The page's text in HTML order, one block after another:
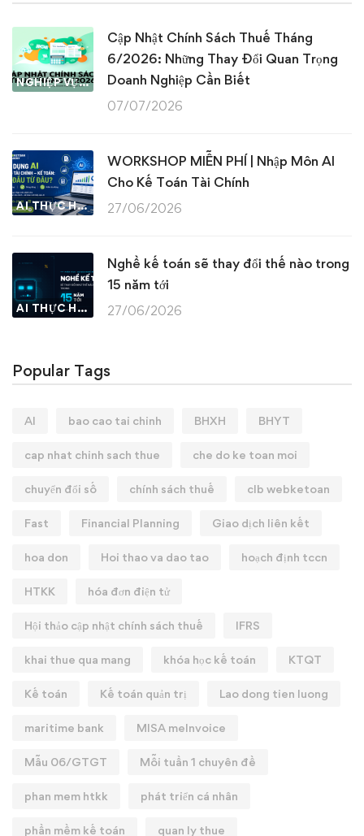
NGHIỆP VỤ KẾ TOÁN & THUẾ
Cập Nhật Chính Sách Thuế Tháng
6/2026: Những Thay Đổi Quan Trọng
Doanh Nghiệp Cần Biết
07/07/2026
AI THỰC HÀNH
WORKSHOP MIỄN PHÍ | Nhập Môn AI
Cho Kế Toán Tài Chính
27/06/2026
AI THỰC HÀNH
Nghề kế toán sẽ thay đổi thế nào trong
15 năm tới
27/06/2026
Popular Tags
AI bao cao tai chinh BHXH BHYT
cap nhat chinh sach thue che do ke toan moi
chuyển đổi số chính sách thuế clb webketoan
Fast Financial Planning Giao dịch liên kết
hoa don Hoi thao va dao tao hoạch định tccn
HTKK hóa đơn điện tử
Hội thảo cập nhật chính sách thuế IFRS
khai thue qua mang khóa học kế toán KTQT
Kế toán Kế toán quản trị Lao dong tien luong
maritime bank MISA meInvoice
Mẫu 06/GTGT Mỗi tuần 1 chuyên đề
phan mem htkk phát triển cá nhân
phần mềm kế toán quan ly thue